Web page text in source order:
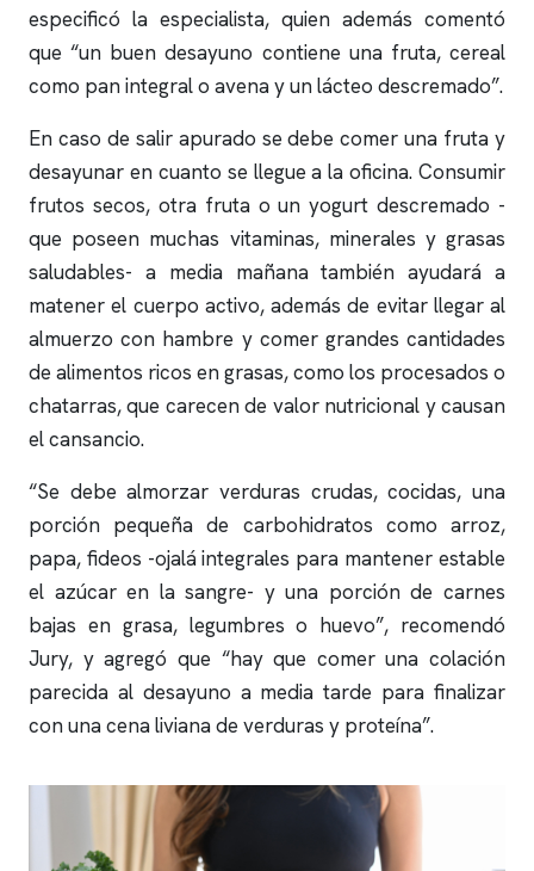
especificó la especialista, quien además comentó
que “un buen desayuno contiene una fruta, cereal
como pan integral o avena y un lácteo descremado”.
En caso de salir apurado se debe comer una fruta y
desayunar en cuanto se llegue a la oficina. Consumir
frutos secos, otra fruta o un yogurt descremado -
que poseen muchas vitaminas, minerales y grasas
saludables- a media mañana también ayudará a
matener el cuerpo activo, además de evitar llegar al
almuerzo con hambre y comer grandes cantidades
de alimentos ricos en grasas, como los procesados o
chatarras, que carecen de valor nutricional y causan
el cansancio.
“Se debe almorzar verduras crudas, cocidas, una
porción pequeña de carbohidratos como arroz,
papa, fideos -ojalá integrales para mantener estable
el azúcar en la sangre- y una porción de carnes
bajas en grasa, legumbres o huevo”, recomendó
Jury, y agregó que “hay que comer una colación
parecida al desayuno a media tarde para finalizar
con una cena liviana de verduras y proteína”.